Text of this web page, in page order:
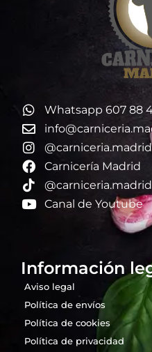
Whatsapp 607 88
@carniceria.madrid
Carnicería Madrid
@carniceria.madrid
Canal de Youtube
Información
Aviso legal
Política de envíos
Política de cookies
Política de privacidad